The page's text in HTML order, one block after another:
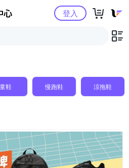
Yahoo購物中心登入
童鞋 慢跑鞋 涼拖鞋